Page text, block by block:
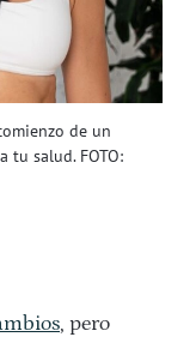
de un
salud. FOTO:
, pero